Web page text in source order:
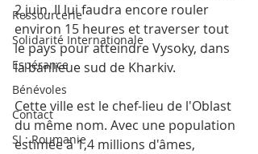
Ressourcerie
Solidarité Internationale
Espérance
Bénévoles
Contact
SI : Roumanie
2 juin. Il lui faudra encore rouler
environ 15 heures et traverser tout
le pays pour atteindre Vysoky, dans
la banlieue sud de Kharkiv.
Cette ville est le chef-lieu de l'Oblast
du même nom. Avec une population
estimée à 1,4 millions d'âmes,